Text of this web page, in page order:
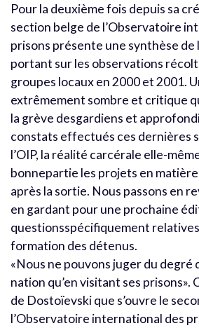
Pour la deuxième fois depuis sa
section belge de l’Observatoire
prisons présente une synthèse de
portant sur les observations
groupes locaux en 2000 et 2001.
extrêmement sombre et critique
la grève desgardiens et
constats effectués ces dernières
l’OIP, la réalité carcérale elle-
bonnepartie les projets en
après la sortie. Nous passons en
en gardant pour une prochaine
questionsspécifiquement
formation des détenus.
«Nous ne pouvons juger du degré
nation qu’en visitant ses prisons».
de Dostoïevski que s’ouvre le
l’Observatoire international des